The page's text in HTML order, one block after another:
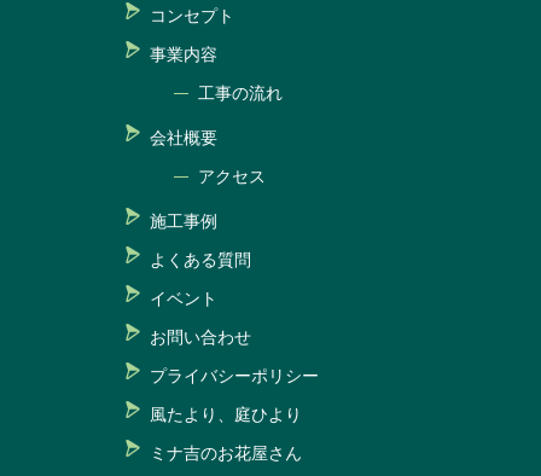
コンセプト
事業内容
工事の流れ
会社概要
アクセス
施工事例
よくある質問
イベント
お問い合わせ
プライバシーポリシー
風たより、庭ひより
ミナ吉のお花屋さん